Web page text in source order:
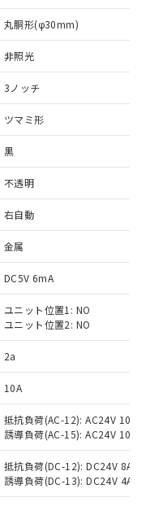
丸胴形(φ30mm)
非照光
3ノッチ
ツマミ形
黒
不透明
右自動
金属
DC5V 6mA
ユニット位置1: NO
ユニット位置2: NO
2a
10A
抵抗負荷(AC-12): AC24V 10A/
誘導負荷(AC-15): AC24V
抵抗負荷(DC-12): DC24V 8A/
誘導負荷(DC-13): DC24V 4A/
10物質）の
能な商品で
物質）の非含
予定のある